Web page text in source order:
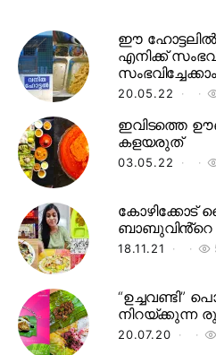
ഈ ഹോട്ടലിൽ
എനിക്ക്
സംഭവിച്ചേക്കാം
20.05.22
ഇവിടത്തെ
കളയരുത്
03.05.22
കോഴിക്കോട്
ബാബുവിൻ്റെ
18.11.21
“ഉച്ചവണ്ടി”
നിറയ്ക്കുന്ന
20.07.20